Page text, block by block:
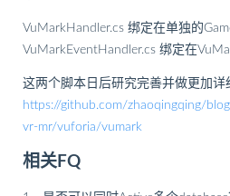
VuMarkHandler.cs 绑定在单独的
VuMarkEventHandler.cs 绑定在
这两个脚本日后研究完善并做更加详
https://github.com/zhaoqingqing/
vr-mr/vuforia/vumark
相关FQ